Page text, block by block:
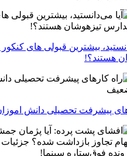
بیشترین قبولی های
هستند؟!
پیشرفت تحصیلی دانش